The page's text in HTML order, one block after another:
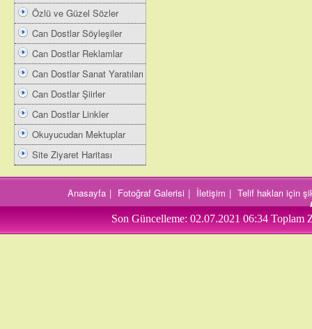
Özlü ve Güzel Sözler
Can Dostlar Söyleşiler
Can Dostlar Reklamlar
Can Dostlar Sanat Yaratıları
Can Dostlar Şiirler
Can Dostlar Linkler
Okuyucudan Mektuplar
Site Ziyaret Haritası
Anasayfa | Fotoğraf Galerisi | İletişim | Telif hakları için
Son Güncelleme: 02.07.2021 06:34 Toplam